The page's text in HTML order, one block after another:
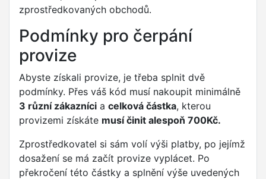
zprostředkovaných obchodů.
Podmínky pro čerpání
provize
Abyste získali provize, je třeba splnit dvě
podmínky. Přes váš kód musí nakoupit minimálně
3 různí zákazníci a celková částka, kterou
provizemi získáte musí činit alespoň 700Kč.
Zprostředkovatel si sám volí výši platby, po jejímž
dosažení se má začít provize vyplácet. Po
překročení této částky a splnění výše uvedených